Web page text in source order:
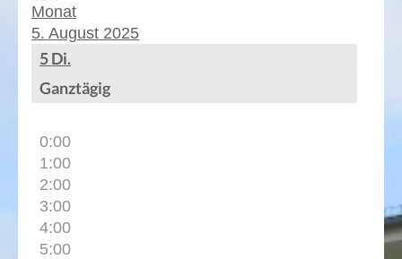
Monat
5. August 2025
5Di.
Ganztägig
0:00
1:00
2:00
3:00
4:00
5:00